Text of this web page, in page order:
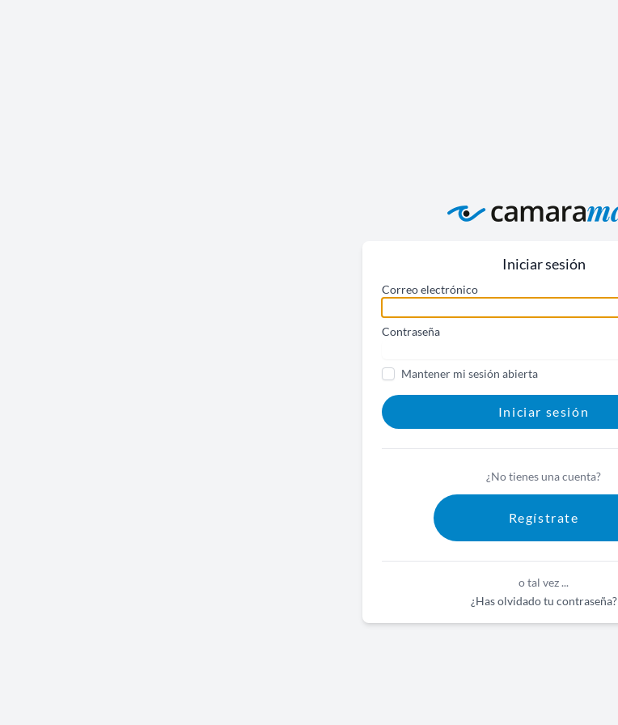
Iniciar sesión
Correo electrónico
Contraseña
Mantener mi sesión abierta
Iniciar sesión
¿No tienes una cuenta?
Regístrate
o tal vez ...
¿Has olvidado tu contraseña?